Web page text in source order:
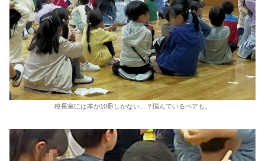
校長室には本が10冊しかない…？悩んでいるペアも。